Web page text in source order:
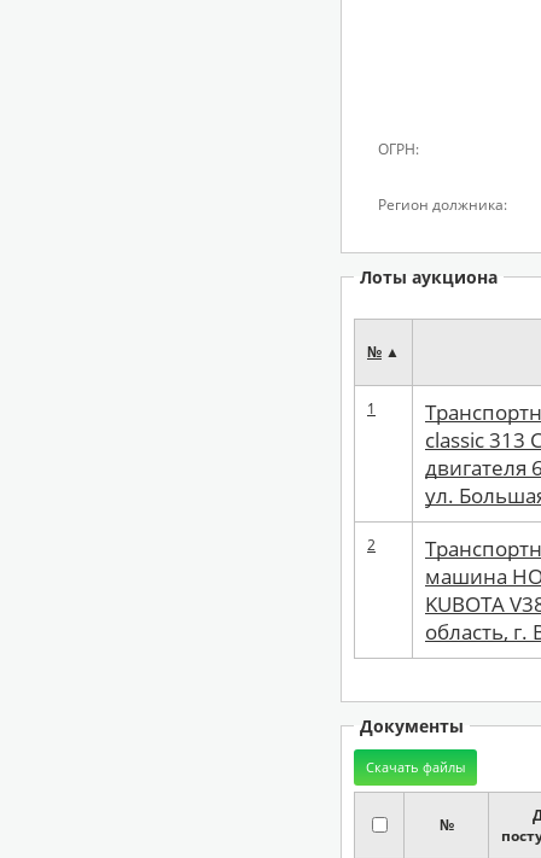
ОГРН:
Регион должника:
Лоты аукциона
№ ▲
1
classic 313
двигателя
ул.
2
машина
KUBOTA
область,
Документы
№